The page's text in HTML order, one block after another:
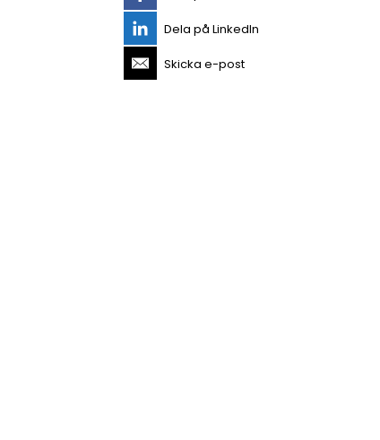
Dela på LinkedIn
Skicka e-post